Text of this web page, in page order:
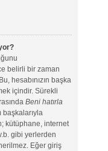
belirli bir zaman
hesabınızın başka
içindir. Sürekli
Beni hatırla
başkalarıyla
kütüphane, internet
gibi yerlerden
Eğer giriş